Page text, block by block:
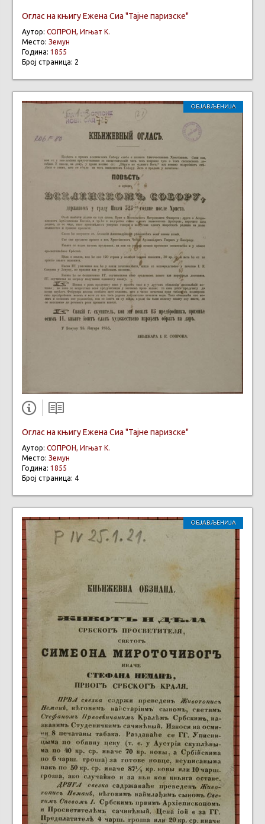
Оглас на књигу Ежена Сиа "Тајне паризске"
Аутор: СОПРОН, Игњат К.
Место: Земун
Година: 1855
Број страница: 2
ОБЈАВЉЕНИЈА
Оглас на књигу Ежена Сиа "Тајне паризске"
Аутор: СОПРОН, Игњат К.
Место: Земун
Година: 1855
Број страница: 4
ОБЈАВЉЕНИЈА